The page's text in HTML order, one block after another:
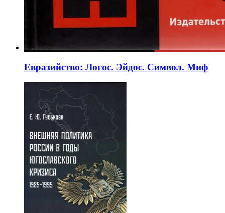
Евразийство: Логос. Эйдос. Символ. Миф